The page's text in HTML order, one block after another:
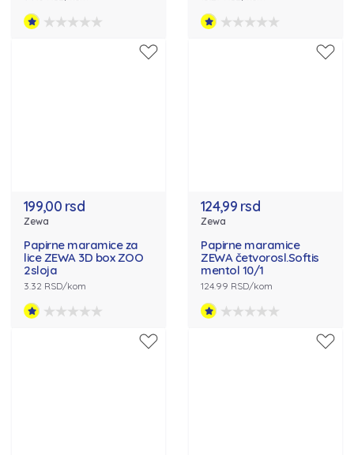
199,00 rsd
Zewa
Papirne maramice za
lice ZEWA 3D box ZOO
2sloja
3.32 RSD/kom
124,99 rsd
Zewa
Papirne maramice
ZEWA četvorosl.Softis
mentol 10/1
124.99 RSD/kom